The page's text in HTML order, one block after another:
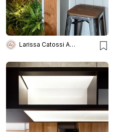
Larissa Catossi Arquiteta